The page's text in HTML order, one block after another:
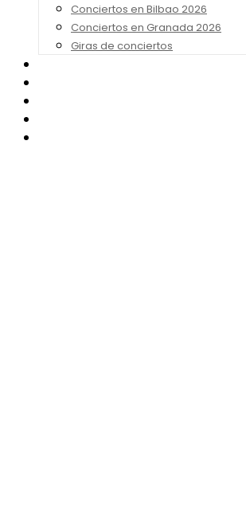
Conciertos en Bilbao 2026
Conciertos en Granada 2026
Giras de conciertos